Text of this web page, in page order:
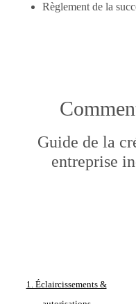
Règlement de la
Guide de la
entreprise
1. Éclaircissements &